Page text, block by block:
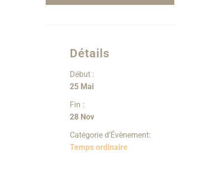
Détails
Début :
25 Mai
Fin :
28 Nov
Catégorie d’Évènement:
Temps ordinaire